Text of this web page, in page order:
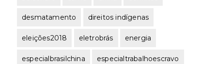
desmatamento direitos indígenas
eleições2018 eletrobrás energia
especialbrasilchina especialtrabalhoescravo